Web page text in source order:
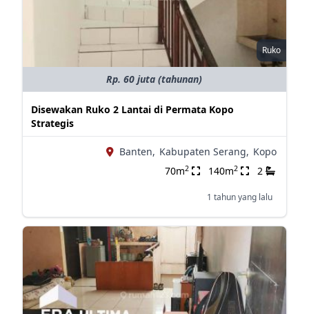
Ruko
Rp. 60 juta (tahunan)
Disewakan Ruko 2 Lantai di Permata Kopo
Strategis
Banten, Kabupaten Serang, Kopo
70m2 140m2 2
1 tahun yang lalu